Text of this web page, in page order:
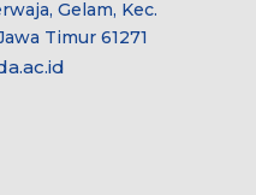
Gelam, Kec.
Timur 61271